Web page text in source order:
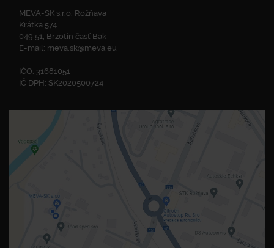
MEVA-SK s.r.o. Rožňava
Krátka 574
049 51, Brzotín časť Bak
E-mail: meva.sk@meva.eu
IČO: 31681051
IČ DPH: SK2020500724